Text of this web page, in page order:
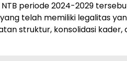
periode 2024-2029
telah memiliki legalitas
struktur, konsolidasi kader,